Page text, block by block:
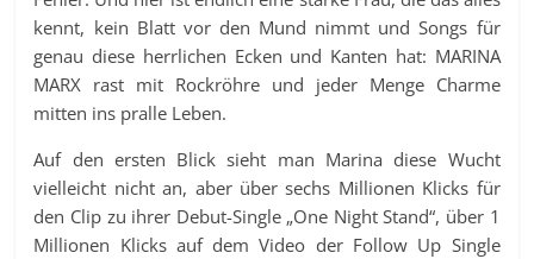
kennt, kein Blatt vor den Mund nimmt und Songs für
genau diese herrlichen Ecken und Kanten hat: MARINA
MARX rast mit Rockröhre und jeder Menge Charme
mitten ins pralle Leben.
Auf den ersten Blick sieht man Marina diese Wucht
vielleicht nicht an, aber über sechs Millionen Klicks für
den Clip zu ihrer Debut-Single „One Night Stand“, über 1
Millionen Klicks auf dem Video der Follow Up Single